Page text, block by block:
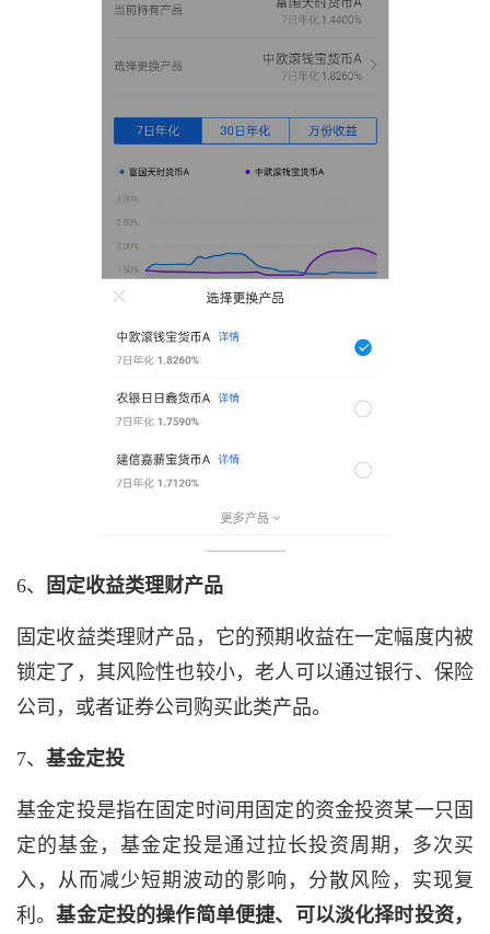
6、 固定收益类理财产品
固定收益类理财产品，它的预期收益在一定幅度内被
锁定了，其风险性也较小，老人可以通过银行、保险
公司，或者证券公司购买此类产品。
7、 基金定投
基金定投是指在固定时间用固定的资金投资某一只固
定的基金，基金定投是通过拉长投资周期，多次买
入，从而减少短期波动的影响，分散风险，实现复
利。基金定投的操作简单便捷、可以淡化择时投资，